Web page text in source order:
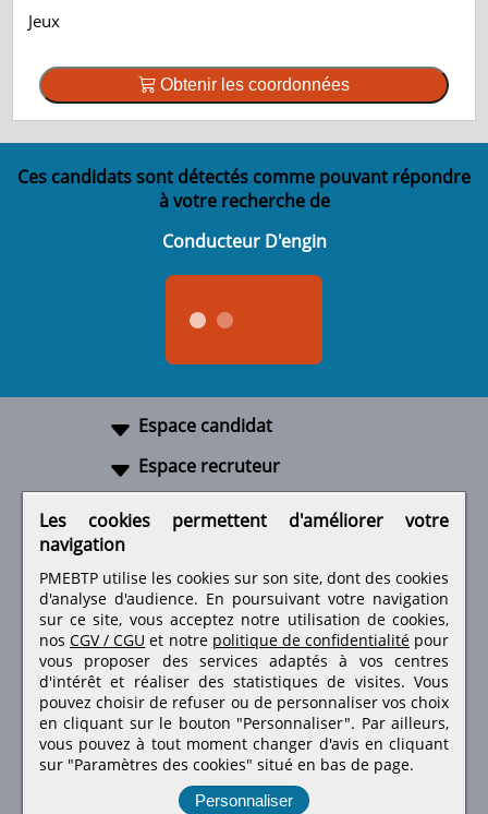
Jeux
Obtenir les coordonnées
Ces candidats sont détectés comme pouvant répondre
à votre recherche de
Conducteur D'engin
Espace candidat
Espace recruteur
Retrouvez-nous sur les réseaux sociaux
Les cookies permettent d'améliorer votre
navigation
PMEBTP utilise les cookies sur son site, dont des cookies
d'analyse d'audience. En poursuivant votre navigation
sur ce site, vous acceptez notre utilisation de cookies,
nos CGV / CGU et notre politique de confidentialité pour
vous proposer des services adaptés à vos centres
d'intérêt et réaliser des statistiques de visites.Vous
pouvez choisir de refuser ou de personnaliser vos choix
en cliquant sur le bouton "Personnaliser". Par ailleurs,
vous pouvez à tout moment changer d'avis en cliquant
sur "Paramètres des cookies" situé en bas de page.
Personnaliser